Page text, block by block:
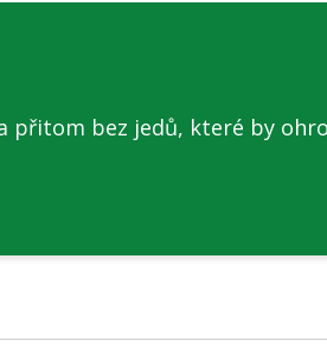
bez jedů, které by